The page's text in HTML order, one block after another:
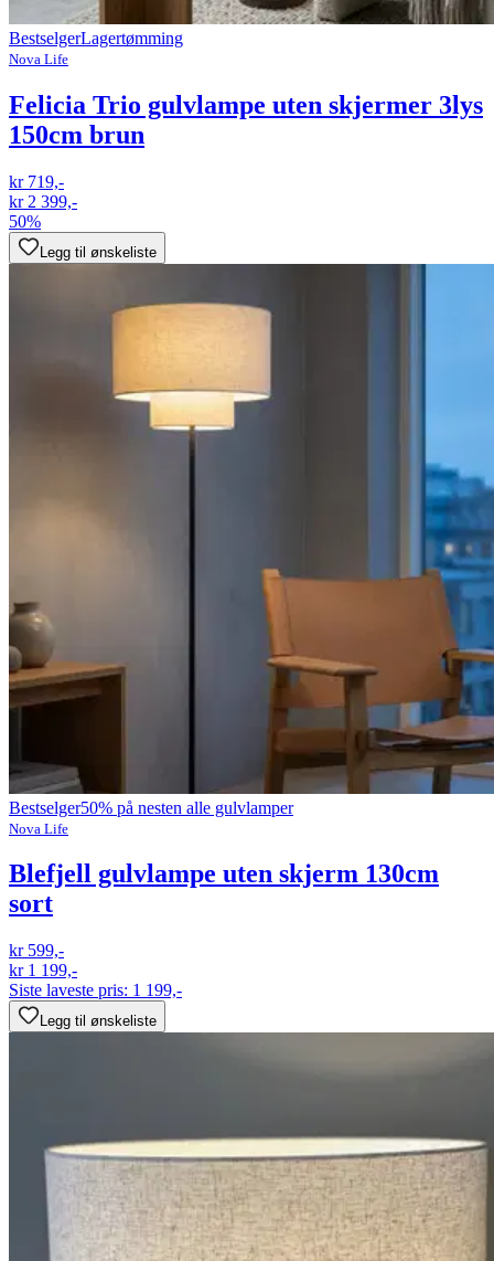
BestselgerLagertømming
Nova Life
Felicia Trio gulvlampe uten skjermer 3lys
150cm brun
kr 719,-
kr 2 399,-
50%
Legg til ønskeliste
Bestselger50% på nesten alle gulvlamper
Nova Life
Blefjell gulvlampe uten skjerm 130cm
sort
kr 599,-
kr 1 199,-
Siste laveste pris: 1 199,-
Legg til ønskeliste